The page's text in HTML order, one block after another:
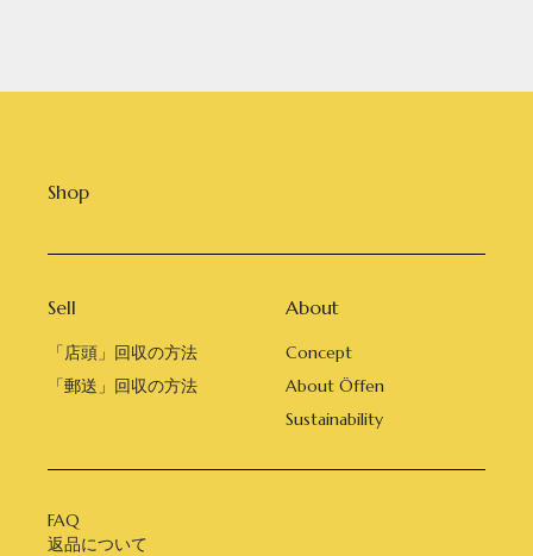
Shop
Sell
「店頭」回収の方法
「郵送」回収の方法
About
Concept
About Öffen
Sustainability
FAQ
返品について